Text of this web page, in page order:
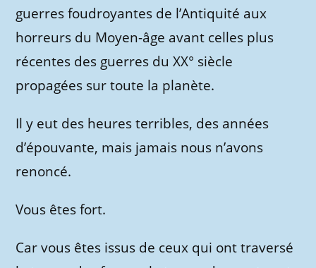
guerres foudroyantes de l’Antiquité aux
horreurs du Moyen-âge avant celles plus
récentes des guerres du XX° siècle
propagées sur toute la planète.
Il y eut des heures terribles, des années
d’épouvante, mais jamais nous n’avons
renoncé.
Vous êtes fort.
Car vous êtes issus de ceux qui ont traversé